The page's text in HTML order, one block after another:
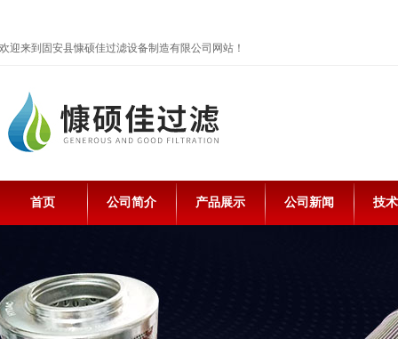
欢迎来到固安县慷硕佳过滤设备制造有限公司网站！
首页 公司简介 产品展示 公司新闻 技